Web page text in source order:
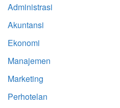
Administrasi
Akuntansi
Ekonomi
Manajemen
Marketing
Perhotelan